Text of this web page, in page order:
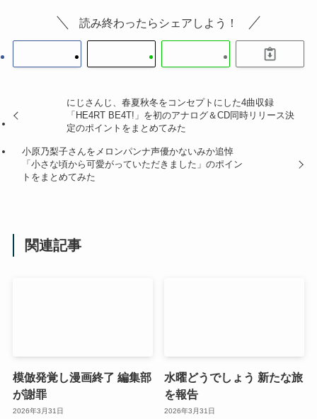
読み終わったらシェアしよう！
にじさんじ、春夏秋冬をコンセプトにした4曲収録
「HE4RT BE4T!」を初のアナログ＆CD同時リリース決
定のポイントをまとめてみた
小原乃梨子さんをメロンパンナ声優かないみか追悼
「小さな頃から可愛がっていただきました」のポイン
トをまとめてみた
関連記事
模倣発覚し漫画終了 編集部
が謝罪
2026年3月31日
水曜どうでしょう 新たな旅
を報告
2026年3月31日